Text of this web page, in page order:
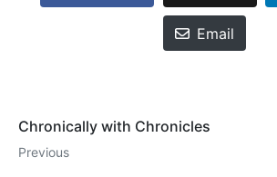
Email
Chronically with Chronicles
Previous